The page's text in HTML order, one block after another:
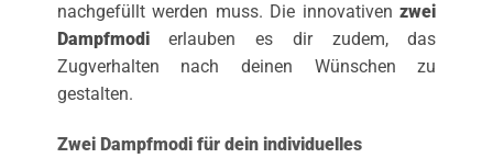
nachgefüllt werden muss. Die innovativenzwei
Dampfmodierlauben es dir zudem, das
Zugverhalten nach deinen Wünschen zu
gestalten.
Zwei Dampfmodi für dein individuelles